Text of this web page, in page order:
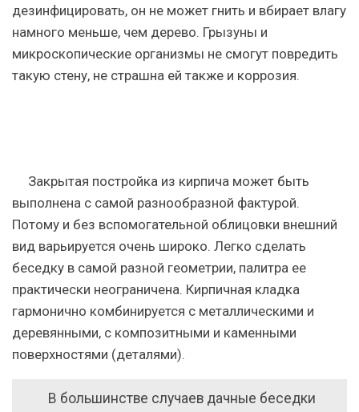
дезинфицировать, он не может гнить и вбирает влагу
намного меньше, чем дерево. Грызуны и
микроскопические организмы не смогут повредить
такую стену, не страшна ей также и коррозия.
Закрытая постройка из кирпича может быть
выполнена с самой разнообразной фактурой.
Потому и без вспомогательной облицовки внешний
вид варьируется очень широко. Легко сделать
беседку в самой разной геометрии, палитра ее
практически неограничена. Кирпичная кладка
гармонично комбинируется с металлическими и
деревянными, с композитными и каменными
поверхностями (деталями).
В большинстве случаев дачные беседки